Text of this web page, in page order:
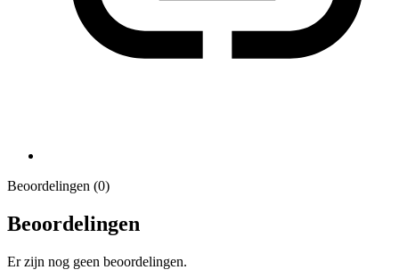
Beoordelingen (0)
Beoordelingen
Er zijn nog geen beoordelingen.